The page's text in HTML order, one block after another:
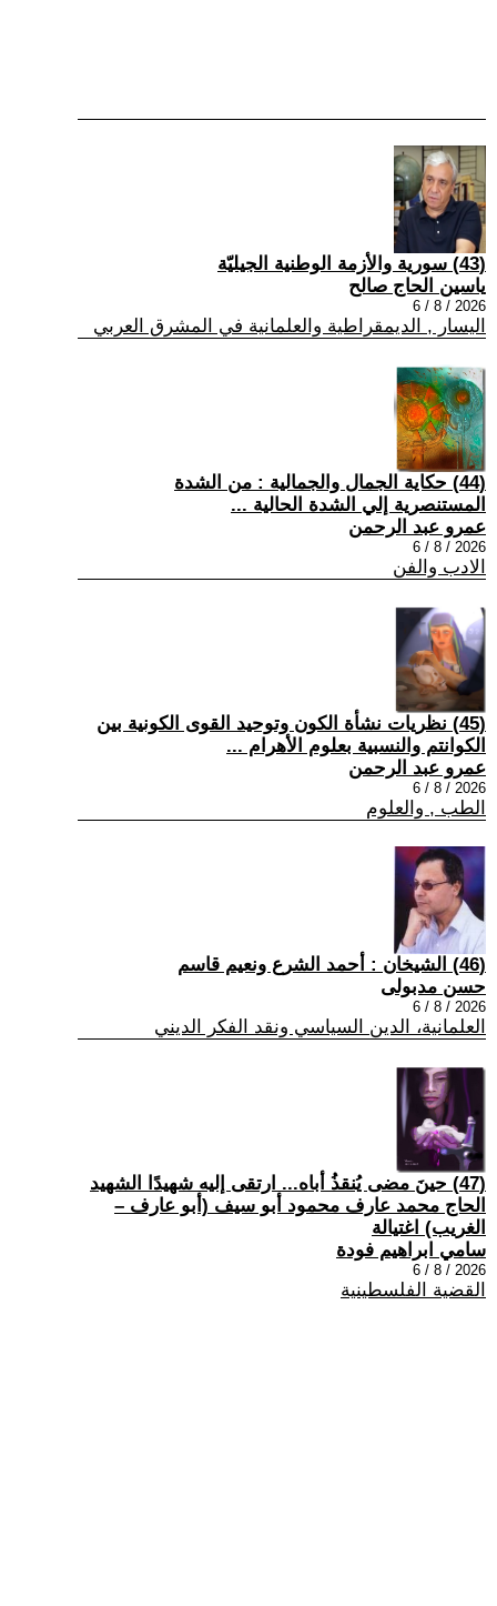
(43) سورية والأزمة الوطنية الجيليّة
ياسين الحاج صالح
2026 / 8 / 6
اليسار , الديمقراطية والعلمانية في المشرق العربي
(44) حكاية الجمال والجمالية : من الشدة
المستنصرية إلي الشدة الحالية ...
عمرو عبد الرحمن
2026 / 8 / 6
الادب والفن
(45) نظريات نشأة الكون وتوحيد القوى الكونية بين
الكوانتم والنسبية بعلوم الأهرام ...
عمرو عبد الرحمن
2026 / 8 / 6
الطب , والعلوم
(46) الشيخان : أحمد الشرع ونعيم قاسم
حسن مدبولى
2026 / 8 / 6
العلمانية، الدين السياسي ونقد الفكر الديني
(47) حينَ مضى يُنقذُ أباه... ارتقى إليه شهيدًا الشهيد
الحاج محمد عارف محمود أبو سيف (أبو عارف –
الغريب) اغتيالة
سامي ابراهيم فودة
2026 / 8 / 6
القضية الفلسطينية